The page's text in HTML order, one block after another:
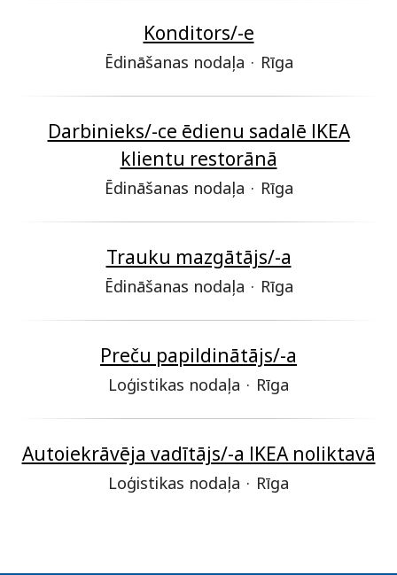
Konditors/-e
Ēdināšanas nodaļa · Rīga
Darbinieks/-ce ēdienu sadalē IKEA
klientu restorānā
Ēdināšanas nodaļa · Rīga
Trauku mazgātājs/-a
Ēdināšanas nodaļa · Rīga
Preču papildinātājs/-a
Loģistikas nodaļa · Rīga
Autoiekrāvēja vadītājs/-a IKEA noliktavā
Loģistikas nodaļa · Rīga